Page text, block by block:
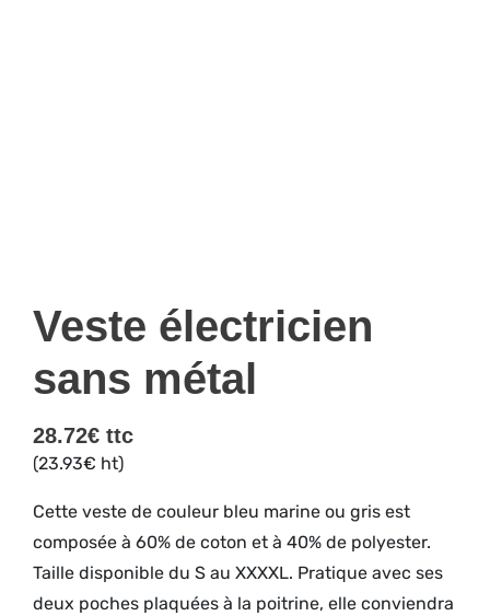
Veste électricien
sans métal
28.72€ ttc
(23.93€ ht)
Cette veste de couleur bleu marine ou gris est
composée à 60% de coton et à 40% de polyester.
Taille disponible du S au XXXXL. Pratique avec ses
deux poches plaquées à la poitrine, elle conviendra